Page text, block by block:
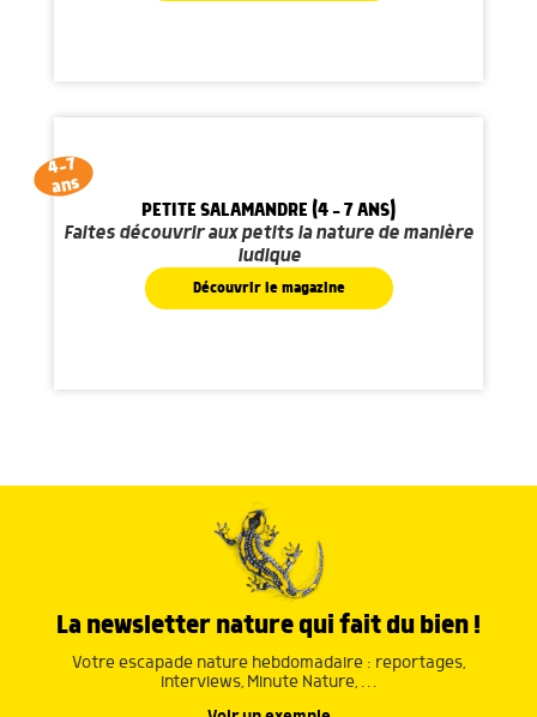
4-7
ans
PETITE SALAMANDRE (4 - 7 ANS)
Faites découvrir aux petits la nature de manière
ludique
Découvrir le magazine
La newsletter nature qui fait du bien !
Votre escapade nature hebdomadaire : reportages,
interviews, Minute Nature, …